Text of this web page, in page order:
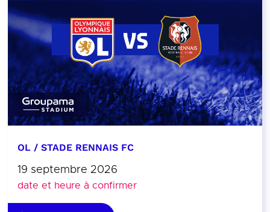
OL / STADE RENNAIS FC
19 septembre 2026
date et heure à confirmer